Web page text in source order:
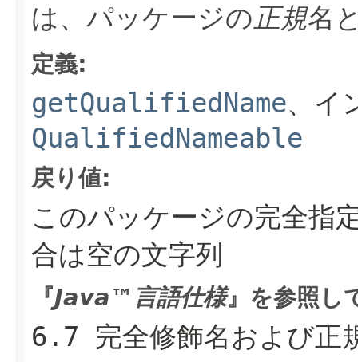
は、パッケージの 正規名
定義:
getQualifiedName、イ
QualifiedNameable
戻り値:
このパッケージの完全指
合は空の文字列
『Java™言語仕様』を参照し
6.7 完全修飾名および正